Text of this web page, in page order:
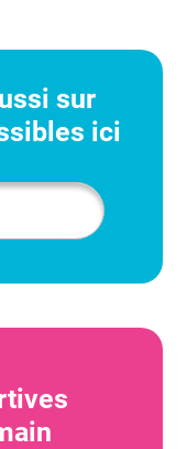
sur
ici